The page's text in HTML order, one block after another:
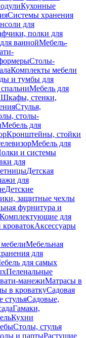
Кухонные
Системы хранения
для
полки для
ваннойМебель-
Столы-
Комплекты мебели
и тумбы для
Мебель для
Шкафы, стенки,
Стулья,
столы-
Мебель для
Кронштейны, стойки
Мебель для
и системы
для
Детская
для
Детские
защитные чехлы
фурнитура и
Комплектующие для
Аксессуары
Мебельная
для
для самых
Пеленальные
манежиМатрасы в
в кроваткуСадовая
стульяСадовые,
Гамаки,
Кухни
Столы, стулья
и партыРастущие